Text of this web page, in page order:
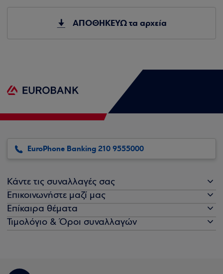
ΑΠΟΘΗΚΕΥΩ τα αρχεία
EuroPhone Banking 210 9555000
Κάντε τις συναλλαγές σας
Επικοινωνήστε μαζί μας
Επίκαιρα θέματα
Τιμολόγιο & Όροι συναλλαγών